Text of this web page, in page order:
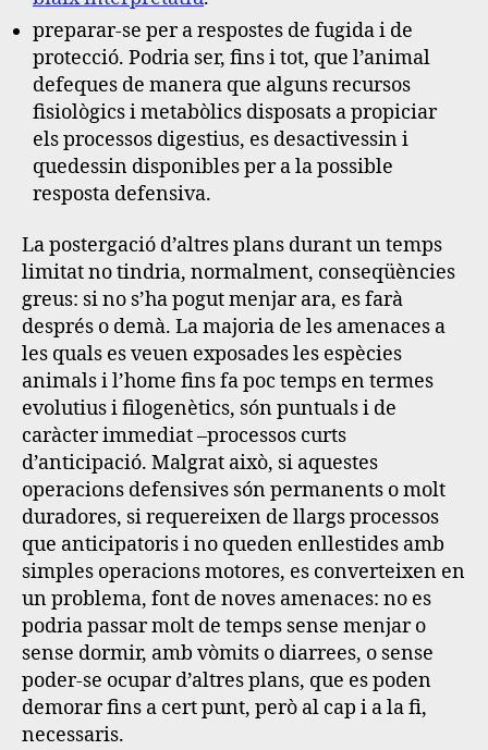
preparar-se per a respostes de fugida i de
protecció. Podria ser, fins i tot, que l’animal
defeques de manera que alguns recursos
fisiològics i metabòlics disposats a propiciar
els processos digestius, es desactivessin i
quedessin disponibles per a la possible
resposta defensiva.
La postergació d’altres plans durant un temps
limitat no tindria, normalment, conseqüències
greus: si no s’ha pogut menjar ara, es farà
després o demà. La majoria de les amenaces a
les quals es veuen exposades les espècies
animals i l’home fins fa poc temps en termes
evolutius i filogenètics, són puntuals i de
caràcter immediat –processos curts
d’anticipació. Malgrat això, si aquestes
operacions defensives són permanents o molt
duradores, si requereixen de llargs processos
que anticipatoris i no queden enllestides amb
simples operacions motores, es converteixen en
un problema, font de noves amenaces: no es
podria passar molt de temps sense menjar o
sense dormir, amb vòmits o diarrees, o sense
poder-se ocupar d’altres plans, que es poden
demorar fins a cert punt, però al cap i a la fi,
necessaris.